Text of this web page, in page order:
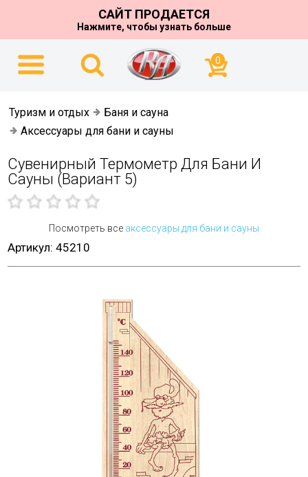
САЙТ ПРОДАЕТСЯ
Нажмите, чтобы узнать больше
0
Туризм и отдых
Баня и сауна
Аксессуары для бани и сауны
Сувенирный Термометр Для Бани И
Сауны (вариант 5)
Посмотреть все аксессуары для бани и сауны
Артикул: 45210